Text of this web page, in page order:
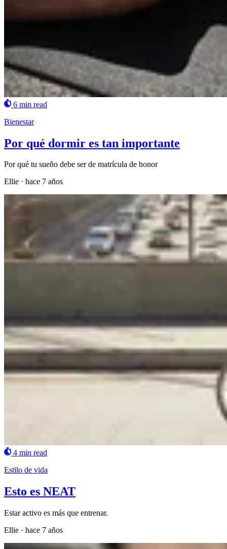
6 min read
Bienestar
Por qué dormir es tan importante
Por qué tu sueño debe ser de matrícula de honor
Ellie · hace 7 años
4 min read
Estilo de vida
Esto es NEAT
Estar activo es más que entrenar.
Ellie · hace 7 años